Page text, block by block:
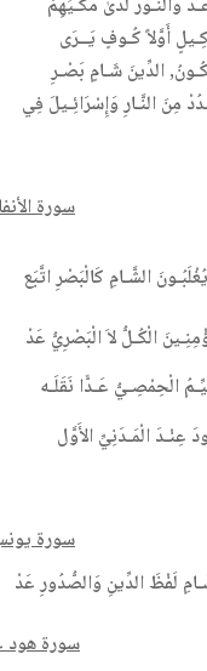
وَالنُّـورَ لَدَىٰ مَكِّـيِّهِمْ
أَوَّلاً كُـوفٍ يَــرَى
الدِّينَ شَـامٍ بَصْـرِ
مِنَ النَّـارِ وَإِسْرَائِـيلَ فِي
سورة
الشَّـامِ كَالْبَصْرِ اتَّبَع
الْكُـلُّ لاَ الْبَصْرِيُّ عَدْ
الْحِمْصِـيُّ عَـدًّا نَقَلَـه
عِنْـدَ الْمَـدَنِيِّ الأَوَّل
سورة
لَفْظَ الدِّينِ وَالصُّدُورِ عَدْ
سورة هود